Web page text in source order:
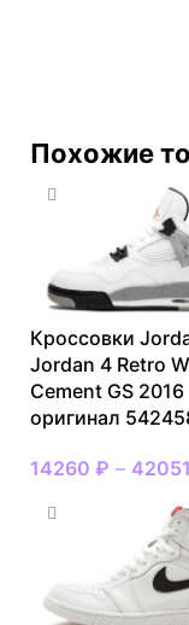
Похожие
Кроссовки
Jordan 4 Retro
Cement GS 2016
оригинал
14260 ₽ – 42051